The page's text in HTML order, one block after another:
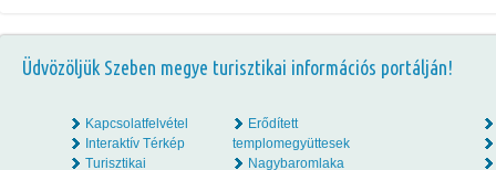
Üdvözöljük Szeben megye turisztikai információs portálján!
Kapcsolatfelvétel
Interaktív Térkép
Turisztikai
Erődített
templomegyüttesek
Nagybaromlaka